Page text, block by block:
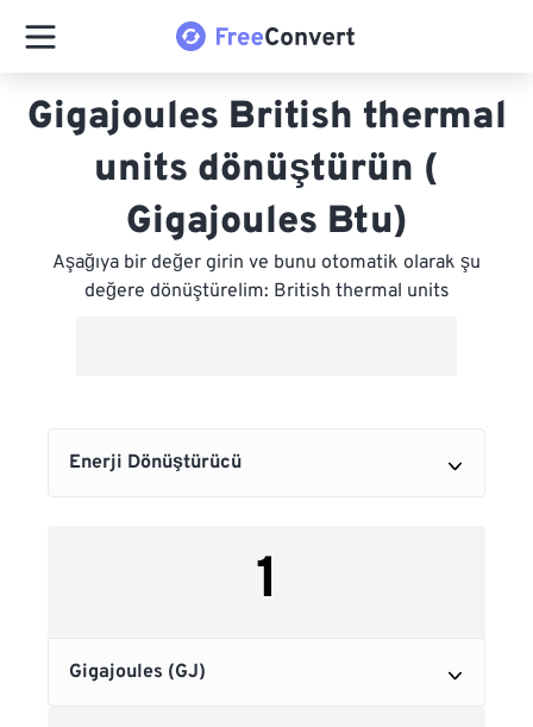
Gigajoules British thermal
units dönüştürün (
Gigajoules Btu)
Aşağıya bir değer girin ve bunu otomatik olarak şu
değere dönüştürelim: British thermal units